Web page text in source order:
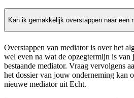
Kan ik gemakkelijk overstappen naar een
Overstappen van mediator is over het
wel even na wat de opzegtermijn is van
bestaande mediator. Vraag vervolgens
het dossier van jouw onderneming kan
nieuwe mediator uit Echt.